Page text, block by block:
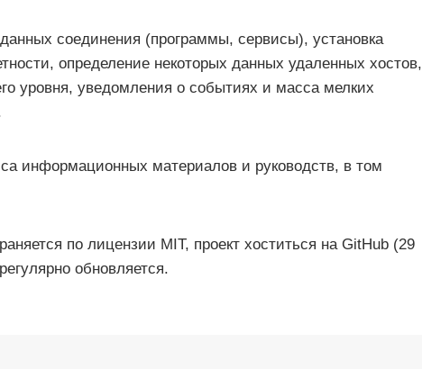
соединения (программы, сервисы), установка
определение некоторых данных удаленных хостов,
уровня, уведомления о событиях и масса мелких
информационных материалов и руководств, в том
по лицензии MIT, проект хоститься на GitHub (29
обновляется.